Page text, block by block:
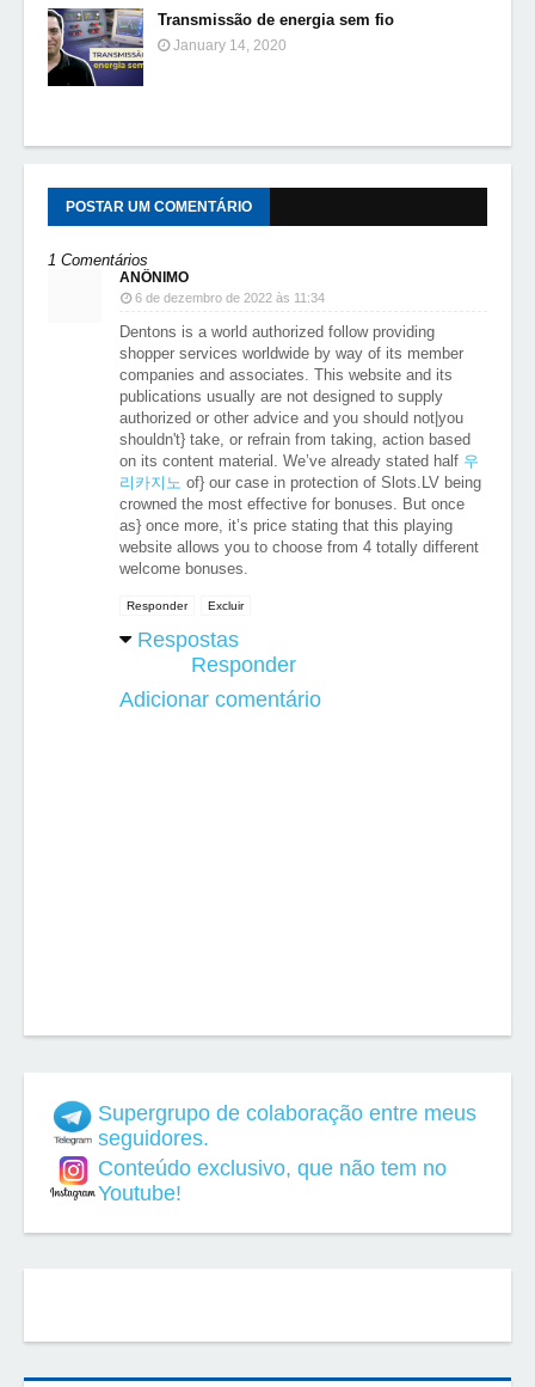
Transmissão de energia sem fio
January 14, 2020
POSTAR UM COMENTÁRIO
1 Comentários
ANÔNIMO
6 de dezembro de 2022 às 11:34
Dentons is a world authorized follow providing
shopper services worldwide by way of its member
companies and associates. This website and its
publications usually are not designed to supply
authorized or other advice and you should not|you
shouldn't} take, or refrain from taking, action based
on its content material. We’ve already stated half 우
리카지노 of} our case in protection of Slots.LV being
crowned the most effective for bonuses. But once
as} once more, it’s price stating that this playing
website allows you to choose from 4 totally different
welcome bonuses.
Responder Excluir
Respostas
Responder
Adicionar comentário
Supergrupo de colaboração entre meus
seguidores.
Conteúdo exclusivo, que não tem no
Youtube!